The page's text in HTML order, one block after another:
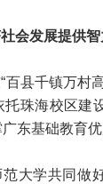
会发展提供
百县千镇万村
托珠海校区建
东基础教育优
大学共同做